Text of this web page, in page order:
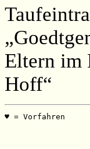
Eltern im
Hoff“
♥ =